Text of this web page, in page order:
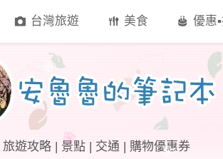
旅遊攻略 | 景點 | 交通 | 購物優惠券
台灣旅遊 美食 優惠